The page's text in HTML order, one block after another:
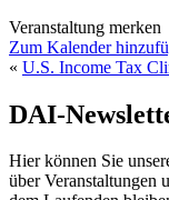
Veranstaltung merken
Zum Kalender
« U.S. Income Tax
DAI-
Hier können Sie
über Veranstaltungen